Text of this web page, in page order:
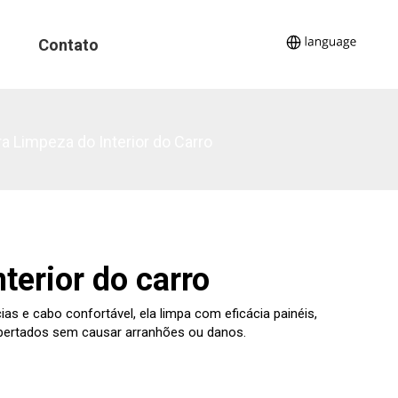
Contato
do carro
e cabo confortável, ela limpa com eficácia painéis,
sem causar arranhões ou danos.